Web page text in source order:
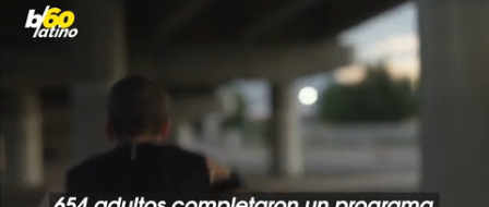
Esta Puede Ser Una De Las Razones Por Las Que Todos
Respondemos Al Ejercicio De Manera Diferente
Read in English
Una madre y un padre presentaron una
demandacontra Peloton
alegando que su hijo de tres años sufrió quemaduras de tercer
grado después de quedar atrapado bajo la caminadora de la
compañía, según documentos judiciales.